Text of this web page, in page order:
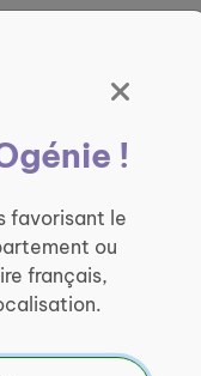
!
favorisant le
ou
français,
-